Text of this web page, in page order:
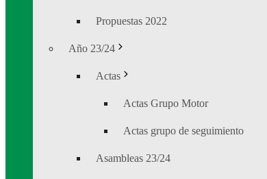
Propuestas 2022
Año 23/24
Actas
Actas Grupo Motor
Actas grupo de seguimiento
Asambleas 23/24